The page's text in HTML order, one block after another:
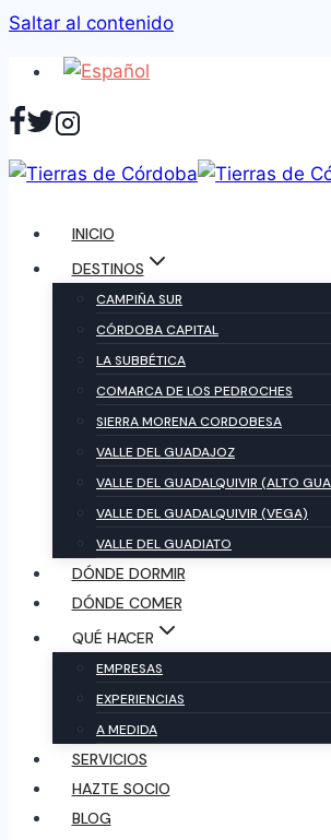
Saltar al contenido
INICIO
DESTINOS
CAMPIÑA SUR
CÓRDOBA CAPITAL
LA SUBBÉTICA
COMARCA DE LOS PEDROCHES
SIERRA MORENA CORDOBESA
VALLE DEL GUADAJOZ
VALLE DEL GUADALQUIVIR (ALTO
VALLE DEL GUADALQUIVIR (VEGA)
VALLE DEL GUADIATO
DÓNDE DORMIR
DÓNDE COMER
QUÉ HACER
EMPRESAS
EXPERIENCIAS
A MEDIDA
SERVICIOS
HAZTE SOCIO
BLOG